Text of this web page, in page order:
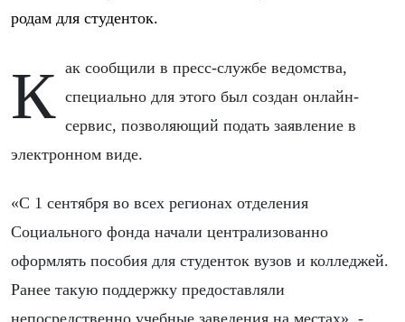
родам для студенток.
Как сообщили в пресс-службе ведомства, специально для этого был создан онлайн-
сервис, позволяющий подать заявление в
электронном виде.
«С 1 сентября во всех регионах отделения
Социального фонда начали централизованно
оформлять пособия для студенток вузов и колледжей.
Ранее такую поддержку предоставляли
непосредственно учебные заведения на местах», -